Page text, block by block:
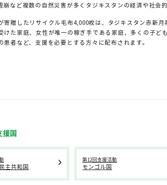
崩など複数の自然災害が多くタジキスタンの経済や社会
寄贈したリサイクル毛布4,000枚は、タジキスタン赤新
けた家庭、女性が唯一の稼ぎ手である家庭、多くの子ど
患者など、支援を必要とする方々に配布されます。
援国
主共和国
第12回支援活動
モンゴル国